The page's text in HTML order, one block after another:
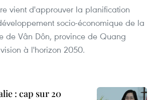
vient d'approuver la planification
socio-économique de la
de Vân Dôn, province de Quang
à l'horizon 2050.
: cap sur 20